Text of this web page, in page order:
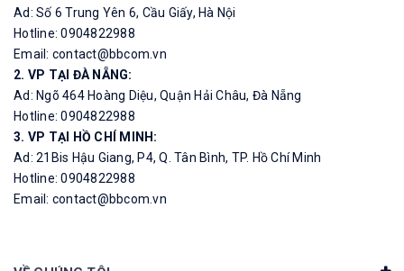
Ad: Số 6 Trung Yên 6, Cầu Giấy, Hà Nội
Hotline: 0904822988
Email: contact@bbcom.vn
2. VP TẠI ĐÀ NẴNG:
Ad: Ngõ 464 Hoàng Diệu, Quận Hải Châu, Đà Nẵng
Hotline: 0904822988
3. VP TẠI HỒ CHÍ MINH:
Ad: 21Bis Hậu Giang, P4, Q. Tân Bình, TP. Hồ Chí Minh
Hotline: 0904822988
Email: contact@bbcom.vn